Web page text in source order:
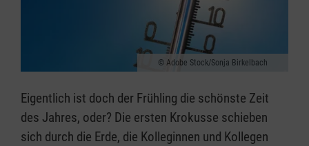
Adobe Stock/Sonja Birkelbach
Eigentlich ist doch der Frühling die schönste Zeit
des Jahres, oder? Die ersten Krokusse schieben
sich durch die Erde, die Kolleginnen und Kollegen